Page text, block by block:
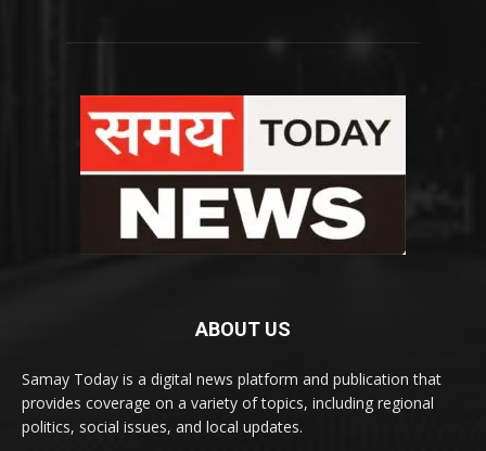
ABOUT US
Samay Today is a digital news platform and publication that
provides coverage on a variety of topics, including regional
politics, social issues, and local updates.